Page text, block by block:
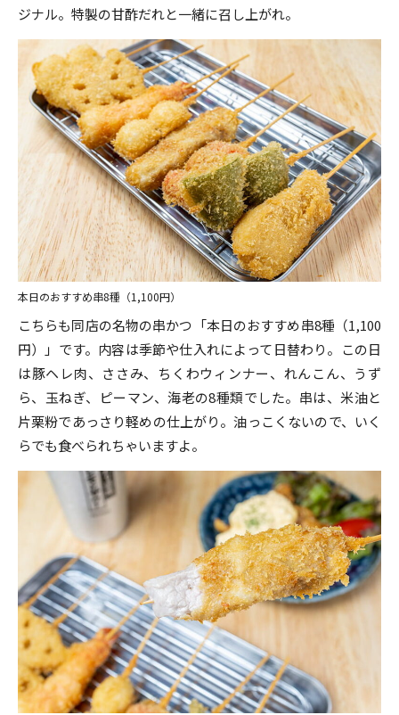
ジナル。特製の甘酢だれと一緒に召し上がれ。
本日のおすすめ串8種（1,100円）
こちらも同店の名物の串かつ「本日のおすすめ串8種（1,100
円）」です。内容は季節や仕入れによって日替わり。この日
は豚ヘレ肉、ささみ、ちくわウィンナー、れんこん、うず
ら、玉ねぎ、ピーマン、海老の8種類でした。串は、米油と
片栗粉であっさり軽めの仕上がり。油っこくないので、いく
らでも食べられちゃいますよ。